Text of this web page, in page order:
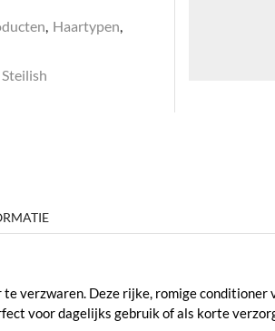
, Haartypen,
Steilish
verzwaren. Deze rijke, romige conditioner
voor dagelijks gebruik of als korte